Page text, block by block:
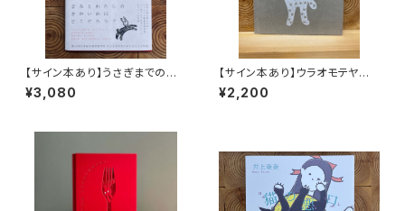
【サイン本あり】うさぎまでのお
さらい［通常版］
¥3,080
【サイン本あり】ウラオモテヤマ
ネコ
¥2,200